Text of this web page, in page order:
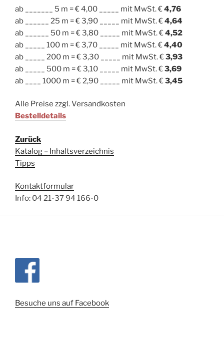
ab _______ 5 m = € 4,00 _____ mit MwSt. €4,76
ab ______ 25 m = € 3,90 _____ mit MwSt. €4,64
ab ______ 50 m = € 3,80 _____ mit MwSt. €4,52
ab _____ 100 m = € 3,70 _____ mit MwSt. €4,40
ab _____ 200 m = € 3,30 _____ mit MwSt. €3,93
ab _____ 500 m = € 3,10 _____ mit MwSt. €3,69
ab ____ 1000 m = € 2,90 _____ mit MwSt. €3,45
Alle Preise zzgl. Versandkosten
Bestelldetails
Zurück
Katalog – Inhaltsverzeichnis
Tipps
Kontaktformular
Info: 04 21-37 94 166-0
Besuche uns auf Facebook